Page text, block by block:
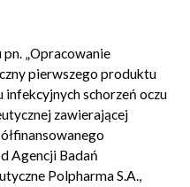
„Opracowanie
pierwszego produktu
schorzeń oczu
zawierającej
Agencji Badań
Polpharma S.A.,